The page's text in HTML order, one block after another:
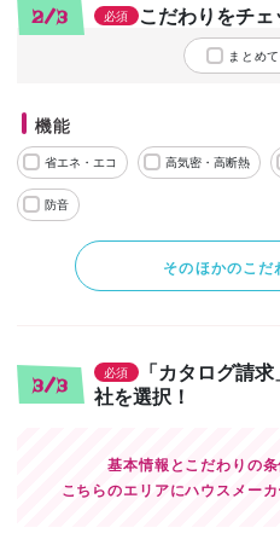
2/3 必須 こだわりをチェ
まとめ
機能
省エネ・エコ 高気密・高断熱
防音
そのほかのこだ
3/3
必須
「カタログ請
社を選択！
基本情報とこだわりの条
こちらのエリアにハウスメー